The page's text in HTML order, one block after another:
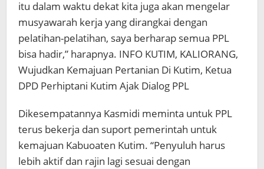
itu dalam waktu dekat kita juga akan mengelar
musyawarah kerja yang dirangkai dengan
pelatihan-pelatihan, saya berharap semua PPL
bisa hadir,” harapnya. INFO KUTIM, KALIORANG,
Wujudkan Kemajuan Pertanian Di Kutim, Ketua
DPD Perhiptani Kutim Ajak Dialog PPL
Dikesempatannya Kasmidi meminta untuk PPL
terus bekerja dan suport pemerintah untuk
kemajuan Kabuoaten Kutim. “Penyuluh harus
lebih aktif dan rajin lagi sesuai dengan